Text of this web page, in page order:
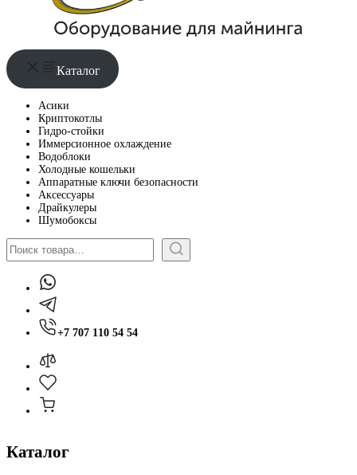
Каталог
Асики
Криптокотлы
Гидро-стойки
Иммерсионное охлаждение
Водоблоки
Холодные кошельки
Аппаратные ключи безопасности
Аксессуары
Драйкулеры
Шумобоксы
Поиск
+7 707 110 54 54
Каталог